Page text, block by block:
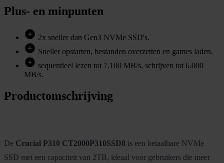
Plus- en minpunten
2x sneller dan Gen3 NVMe SSD's.
Sneller opstarten, bestanden overzetten en games laden.
sequentieel lezen tot 7.100 MB/s, schrijven tot 6.000
MB/s.
Productomschrijving
De Crucial P310 CT2000P310SSD8 is een betaalbare NVMe
SSD met een capaciteit van 2TB, ideaal voor gebruikers die meer